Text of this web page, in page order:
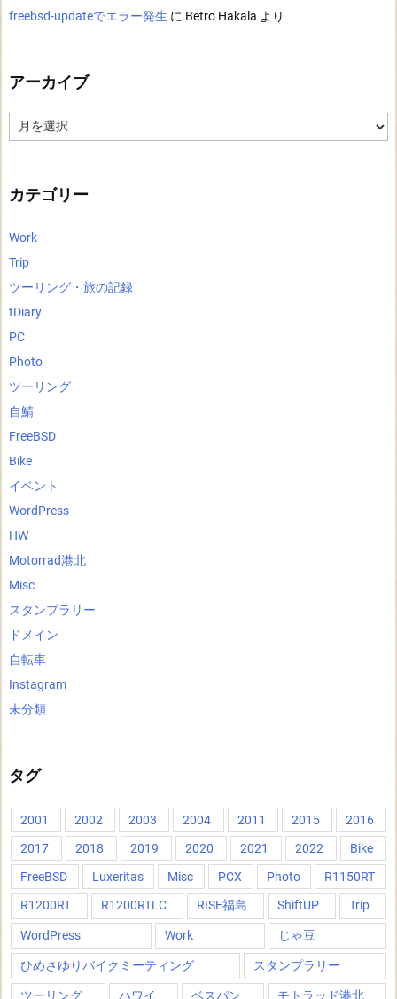
freebsd-updateでエラー発生 に Betro Hakala より
アーカイブ
ー
カテゴリー
Work
Trip
ツーリング・旅の記録
tDiary
PC
Photo
ツーリング
自鯖
FreeBSD
Bike
イベント
WordPress
HW
Motorrad港北
Misc
スタンプラリー
ドメイン
自転車
Instagram
未分類
タグ
2001 2002 2003 2004 2011 2015
2016
2017
2018 2019 2020 2021 2022
Bike
FreeBSD
Luxeritas Misc PCX Photo
R1150RT
R1200RT
R1200RTLC RISE福島 ShiftUP Trip
WordPress Work じゃ豆
ひめさゆりバイクミーティング スタンプラリー
ツーリング ハワイ ベスパン モトラッド港北